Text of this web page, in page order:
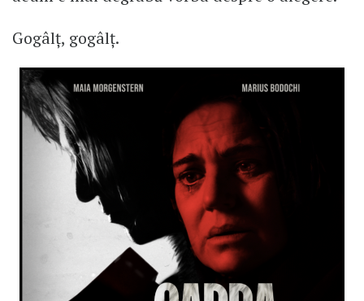
Gogâlț, gogâlț.